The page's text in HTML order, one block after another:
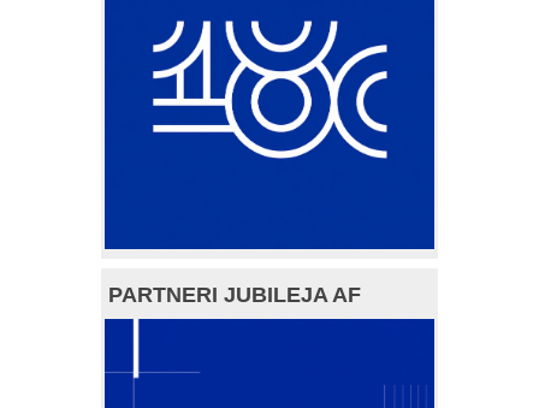
PARTNERI JUBILEJA AF